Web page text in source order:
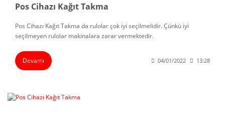
Pos Cihazı Kağıt Takma
Pos Cihazı Kağıt Takma da rulolar çok iyi seçilmelidir. Çünkü iyi
seçilmeyen rulolar makinalara zarar vermektedir.
Devamı 04/01/2022 13:28